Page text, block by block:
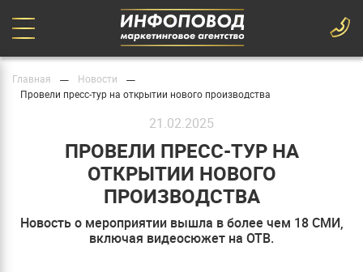
Главная — Новости —
Провели пресс-тур на открытии нового производства
21.02.2025
ПРОВЕЛИ ПРЕСС-ТУР НА
ОТКРЫТИИ НОВОГО
ПРОИЗВОДСТВА
Новость о мероприятии вышла в более чем 18 СМИ,
включая видеосюжет на ОТВ.